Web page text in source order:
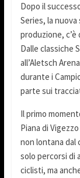
Dopo il
Series, la
produzione,
Dalle classiche
all’Aletsch
durante i
parte sui
Il primo
Piana di
non lontana dal
solo percorsi di
ciclisti, ma